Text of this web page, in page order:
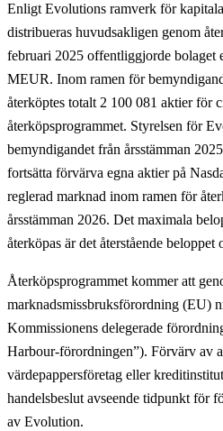
Enligt Evolutions ramverk för
distribueras huvudsakligen genom
februari 2025 offentliggjorde bolaget
MEUR. Inom ramen för
återköptes totalt 2 100 081 aktier för
återköpsprogrammet. Styrelsen för
bemyndigandet från årsstämman
fortsätta förvärva egna aktier på
reglerad marknad inom ramen för
årsstämman 2026. Det maximala
återköpas är det återstående
Återköpsprogrammet kommer att
marknadsmissbruksförordning (EU)
Kommissionens delegerade
Harbour-förordningen”). Förvärv av
värdepappersföretag eller
handelsbeslut avseende tidpunkt för
av Evolution.